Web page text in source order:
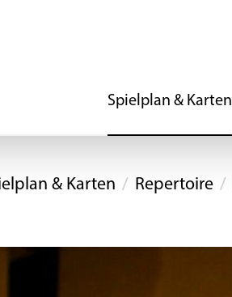
Spielplan & Karten
Augenblick
& Karten Repertoire